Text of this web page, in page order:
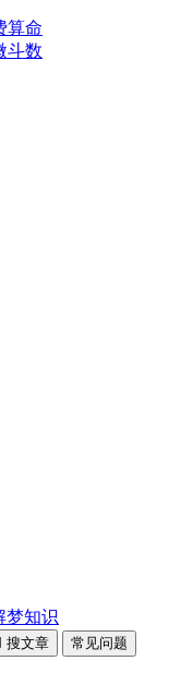
算命
斗数
梦知识
搜文章 常见问题